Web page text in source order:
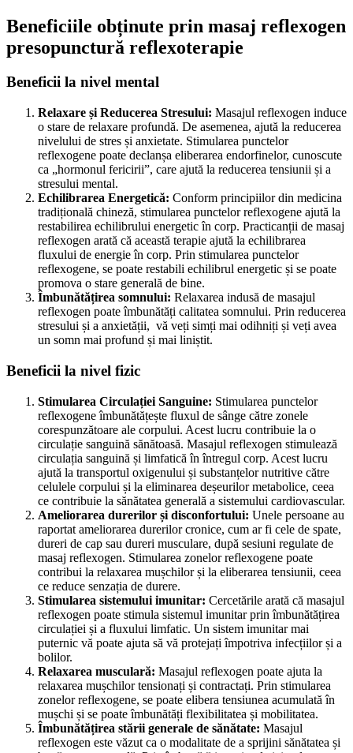
Beneficiile obținute prin masaj reflexogen
presopunctură reflexoterapie
Beneficii la nivel mental
Relaxare și Reducerea Stresului: Masajul reflexogen induce
o stare de relaxare profundă. De asemenea, ajută la reducerea
nivelului de stres și anxietate. Stimularea punctelor
reflexogene poate declanșa eliberarea endorfinelor, cunoscute
ca „hormonul fericirii”, care ajută la reducerea tensiunii și a
stresului mental.
Echilibrarea Energetică: Conform principiilor din medicina
tradițională chineză, stimularea punctelor reflexogene ajută la
restabilirea echilibrului energetic în corp. Practicanții de masaj
reflexogen arată că această terapie ajută la echilibrarea
fluxului de energie în corp. Prin stimularea punctelor
reflexogene, se poate restabili echilibrul energetic și se poate
promova o stare generală de bine.
Îmbunătățirea somnului: Relaxarea indusă de masajul
reflexogen poate îmbunătăți calitatea somnului. Prin reducerea
stresului și a anxietății, vă veți simți mai odihniți și veți avea
un somn mai profund și mai liniștit.
Beneficii la nivel fizic
Stimularea Circulației Sanguine: Stimularea punctelor
reflexogene îmbunătățește fluxul de sânge către zonele
corespunzătoare ale corpului. Acest lucru contribuie la o
circulație sanguină sănătoasă. Masajul reflexogen stimulează
circulația sanguină și limfatică în întregul corp. Acest lucru
ajută la transportul oxigenului și substanțelor nutritive către
celulele corpului și la eliminarea deșeurilor metabolice, ceea
ce contribuie la sănătatea generală a sistemului cardiovascular.
Ameliorarea durerilor și disconfortului: Unele persoane au
raportat ameliorarea durerilor cronice, cum ar fi cele de spate,
dureri de cap sau dureri musculare, după sesiuni regulate de
masaj reflexogen. Stimularea zonelor reflexogene poate
contribui la relaxarea mușchilor și la eliberarea tensiunii, ceea
ce reduce senzația de durere.
Stimularea sistemului imunitar: Cercetările arată că masajul
reflexogen poate stimula sistemul imunitar prin îmbunătățirea
circulației și a fluxului limfatic. Un sistem imunitar mai
puternic vă poate ajuta să vă protejați împotriva infecțiilor și a
bolilor.
Relaxarea musculară: Masajul reflexogen poate ajuta la
relaxarea mușchilor tensionați și contractați. Prin stimularea
zonelor reflexogene, se poate elibera tensiunea acumulată în
mușchi și se poate îmbunătăți flexibilitatea și mobilitatea.
Îmbunătățirea stării generale de sănătate: Masajul
reflexogen este văzut ca o modalitate de a sprijini sănătatea și